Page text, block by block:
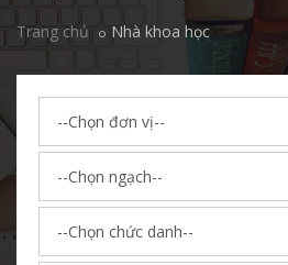
Trang chủ Nhà khoa học